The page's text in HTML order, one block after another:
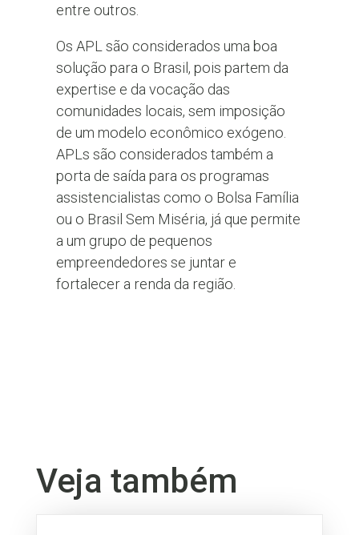
entre outros.
Os APL são considerados uma boa
solução para o Brasil, pois partem da
expertise e da vocação das
comunidades locais, sem imposição
de um modelo econômico exógeno.
APLs são considerados também a
porta de saída para os programas
assistencialistas como o Bolsa Família
ou o Brasil Sem Miséria, já que permite
a um grupo de pequenos
empreendedores se juntar e
fortalecer a renda da região.
Veja também